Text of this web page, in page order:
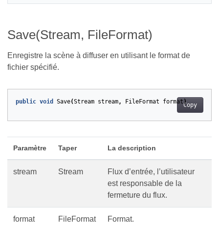
Save(Stream, FileFormat)
Enregistre la scène à diffuser en utilisant le format de
fichier spécifié.
Copy
public void Save(Stream stream, FileFormat format)
Paramètre Taper La description
stream Stream
Flux d’entrée, l’utilisateur
est responsable de la
fermeture du flux.
format FileFormat Format.